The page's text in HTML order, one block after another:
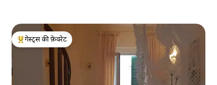
गेस्ट्स का टॉप फ़ेवरेट
गेस्ट्स की फ़ेवरेट